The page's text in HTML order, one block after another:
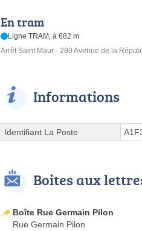
En tram
Ligne TRAM, à 682 m
Arrêt Saint Maur - 280 Avenue de la
Informations
Identifiant La Poste
Boites aux
Boîte Rue Germain Pilon
Rue Germain Pilon